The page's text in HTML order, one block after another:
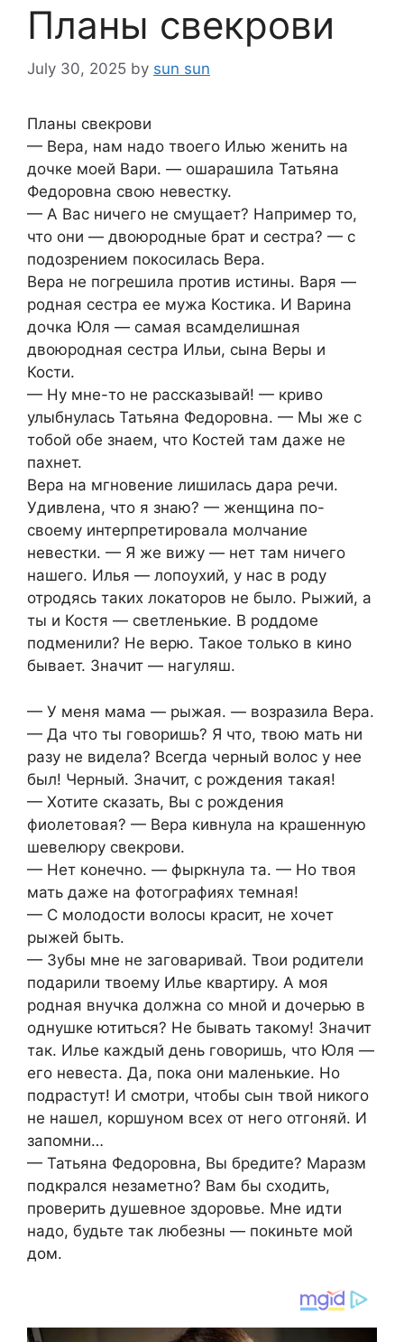
Планы свекрови
July 30, 2025 by sun sun
Планы свекрови
— Вера, нам надо твоего Илью женить на
дочке моей Вари. — ошарашила Татьяна
Федоровна свою невестку.
— А Вас ничего не смущает? Например то,
что они — двоюродные брат и сестра? — с
подозрением покосилась Вера.
Вера не погрешила против истины. Варя —
родная сестра ее мужа Костика. И Варина
дочка Юля — самая всамделишная
двоюродная сестра Ильи, сына Веры и
Кости.
— Ну мне-то не рассказывай! — криво
улыбнулась Татьяна Федоровна. — Мы же с
тобой обе знаем, что Костей там даже не
пахнет.
Вера на мгновение лишилась дара речи.
Удивлена, что я знаю? — женщина по-
своему интерпретировала молчание
невестки. — Я же вижу — нет там ничего
нашего. Илья — лопоухий, у нас в роду
отродясь таких локаторов не было. Рыжий, а
ты и Костя — светленькие. В роддоме
подменили? Не верю. Такое только в кино
бывает. Значит — нагуляш.
— У меня мама — рыжая. — возразила Вера.
— Да что ты говоришь? Я что, твою мать ни
разу не видела? Всегда черный волос у нее
был! Черный. Значит, с рождения такая!
— Хотите сказать, Вы с рождения
фиолетовая? — Вера кивнула на крашенную
шевелюру свекрови.
— Нет конечно. — фыркнула та. — Но твоя
мать даже на фотографиях темная!
— С молодости волосы красит, не хочет
рыжей быть.
— Зубы мне не заговаривай. Твои родители
подарили твоему Илье квартиру. А моя
родная внучка должна со мной и дочерью в
однушке ютиться? Не бывать такому! Значит
так. Илье каждый день говоришь, что Юля —
его невеста. Да, пока они маленькие. Но
подрастут! И смотри, чтобы сын твой никого
не нашел, коршуном всех от него отгоняй. И
запомни…
— Татьяна Федоровна, Вы бредите? Маразм
подкрался незаметно? Вам бы сходить,
проверить душевное здоровье. Мне идти
надо, будьте так любезны — покиньте мой
дом.